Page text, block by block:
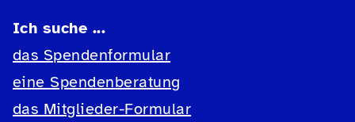
Ich suche ...
das Spendenformular
eine Spendenberatung
das Mitglieder-Formular